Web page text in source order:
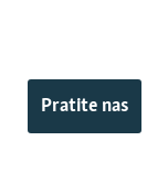
Pratite nas